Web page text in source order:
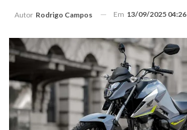
Autor Rodrigo Campos Em 13/09/2025 04:26